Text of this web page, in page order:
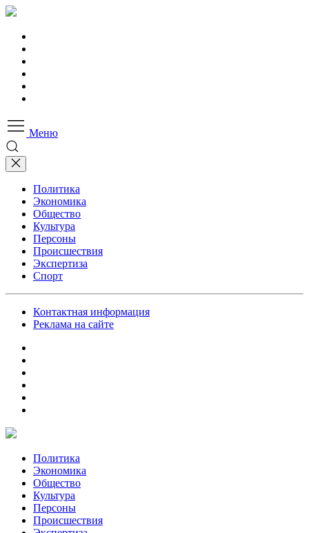
Меню
Политика
Экономика
Общество
Культура
Персоны
Происшествия
Экспертиза
Спорт
Контактная информация
Реклама на сайте
Политика
Экономика
Общество
Культура
Персоны
Происшествия